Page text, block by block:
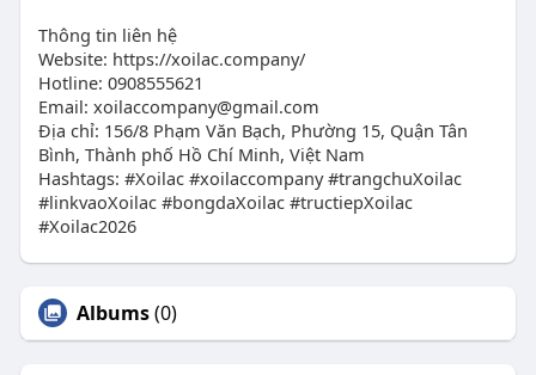
Thông tin liên hệ
Website: https://xoilac.company/
Hotline: 0908555621
Email: xoilaccompany@gmail.com
Địa chỉ: 156/8 Phạm Văn Bạch, Phường 15, Quận Tân
Bình, Thành phố Hồ Chí Minh, Việt Nam
Hashtags: #Xoilac #xoilaccompany #trangchuXoilac
#linkvaoXoilac #bongdaXoilac #tructiepXoilac
#Xoilac2026
Albums(0)